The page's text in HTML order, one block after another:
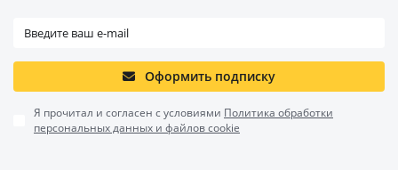
Оформить подписку
Я прочитал и согласен с условиями Политика обработки
персональных данных и файлов cookie